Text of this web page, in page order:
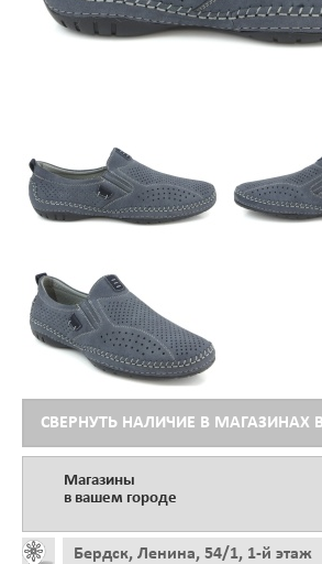
СВЕРНУТЬ НАЛИЧИЕ В МАГАЗИНАХ
Магазины
в вашем городе
Бердск, Ленина, 54/1, 1-й этаж